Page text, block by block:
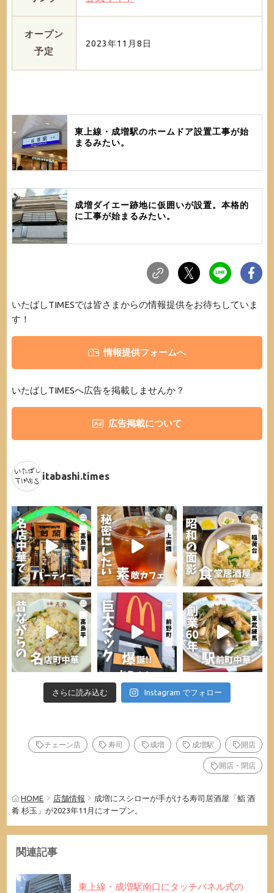
オープン
予定
2023年11月8日
東上線・成増駅のホームドア設置工事が始
まるみたい。
成増ダイエー跡地に仮囲いが設置。本格的
に工事が始まるみたい。
いたばしTIMESでは皆さまからの情報提供をお待ちしていま
す！
情報提供フォームへ
いたばしTIMESへ広告を掲載しませんか？
広告掲載について
itabashi.times
さらに読み込む Instagram でフォロー
チェーン店 寿司 成増 成増駅 開店
開店・閉店
HOME 店舗情報
成増にスシローが手がける寿司居酒屋「鮨 酒
肴 杉玉」が2023年11月にオープン。
関連記事
東上線・成増駅南口にタッチパネル式の